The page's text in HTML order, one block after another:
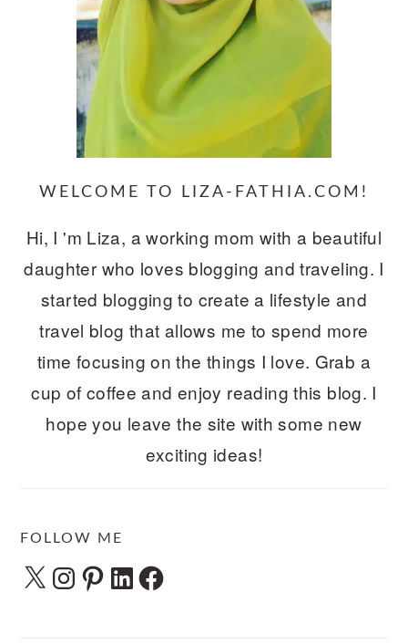
WELCOME TO LIZA-FATHIA.COM!
Hi, I 'm Liza, a working mom with a beautiful
daughter who loves blogging and traveling. I
started blogging to create a lifestyle and
travel blog that allows me to spend more
time focusing on the things I love. Grab a
cup of coffee and enjoy reading this blog. I
hope you leave the site with some new
exciting ideas!
FOLLOW ME
X Instagram
Pinterest
LinkedInFacebook